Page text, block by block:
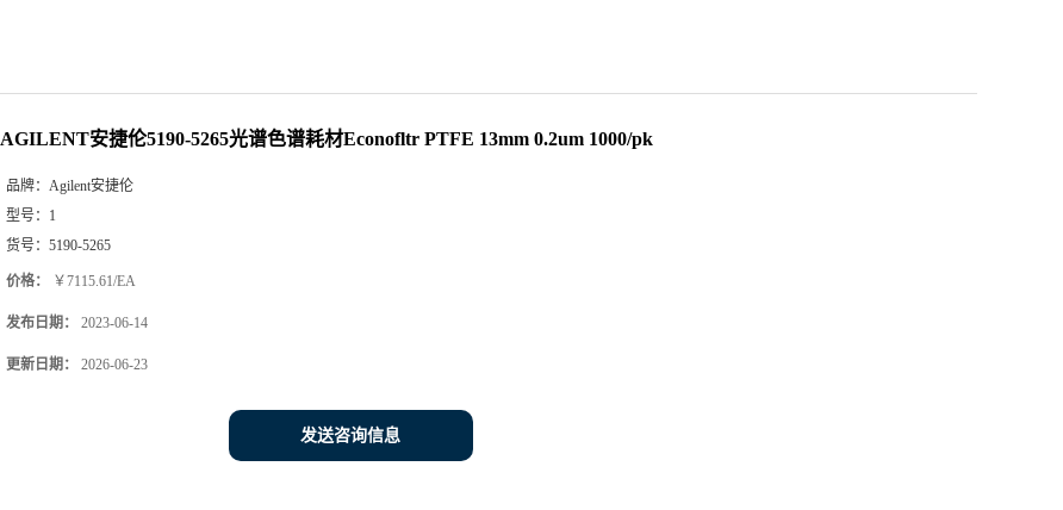
AGILENT安捷伦5190-5265光谱色谱耗材Econofltr PTFE 13mm 0.2um 1000/pk
品牌： Agilent安捷伦
型号： 1
货号： 5190-5265
价格： ￥7115.61/EA
发布日期： 2023-06-14
更新日期： 2026-06-23
发送咨询信息